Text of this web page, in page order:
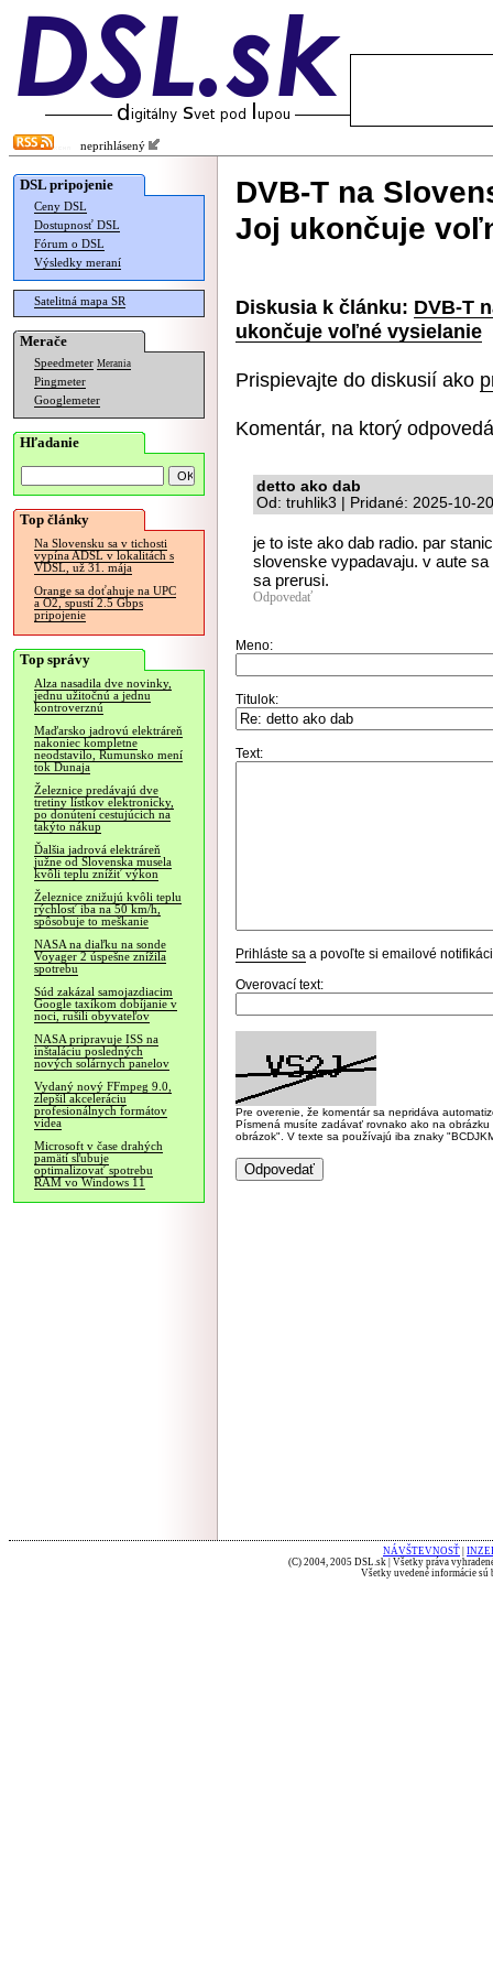
neprihlásený
DSL pripojenie
Ceny DSL
Dostupnosť DSL
Fórum o DSL
Výsledky meraní
Satelitná mapa SR
Merače
Speedmeter Merania
Pingmeter
Googlemeter
Hľadanie
Top články
Na Slovensku sa v tichosti
vypína ADSL v lokalitách s
VDSL, už 31. mája
Orange sa doťahuje na UPC
a O2, spustí 2.5 Gbps
pripojenie
Top správy
Alza nasadila dve novinky,
jednu užitočnú a jednu
kontroverznú
Maďarsko jadrovú elektráreň
nakoniec kompletne
neodstavilo, Rumunsko mení
tok Dunaja
Železnice predávajú dve
tretiny lístkov elektronicky,
po donútení cestujúcich na
takýto nákup
Ďalšia jadrová elektráreň
južne od Slovenska musela
kvôli teplu znížiť výkon
Železnice znižujú kvôli teplu
rýchlosť iba na 50 km/h,
spôsobuje to meškanie
NASA na diaľku na sonde
Voyager 2 úspešne znížila
spotrebu
Súd zakázal samojazdiacim
Google taxíkom dobíjanie v
noci, rušili obyvateľov
NASA pripravuje ISS na
inštaláciu posledných
nových solárnych panelov
Vydaný nový FFmpeg 9.0,
zlepšil akceleráciu
profesionálnych formátov
videa
Microsoft v čase drahých
pamätí sľubuje
optimalizovať spotrebu
RAM vo Windows 11
DVB-T na
Joj ukončuje
Diskusia k článku: DVB-T
ukončuje voľné vysielanie
Prispievajte do diskusií ako
Komentár, na ktorý
detto ako dab
Od: truhlik3 | Pridané: 2025-10-
je to iste ako dab radio. par
slovenske vypadavaju. v aute
sa prerusi.
Odpovedať
Meno:
Titulok:
Text:
Prihláste sa a povoľte si emailové
Overovací text:
Pre overenie, že komentár sa nepridáva
Písmená musíte zadávať rovnako ako na
obrázok". V texte sa používajú iba znaky
NÁVŠTEVNOSŤ
(C) 2004, 2005 DSL.sk | Všetky práva
Všetky uvedené informácie sú